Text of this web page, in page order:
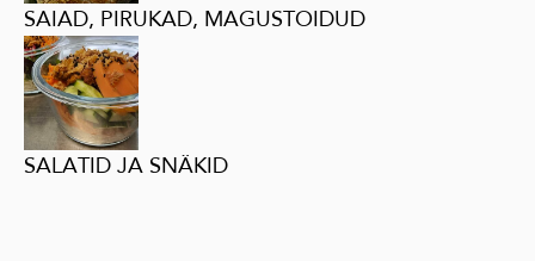
SAIAD, PIRUKAD, MAGUSTOIDUD
SALATID JA SNÄKID